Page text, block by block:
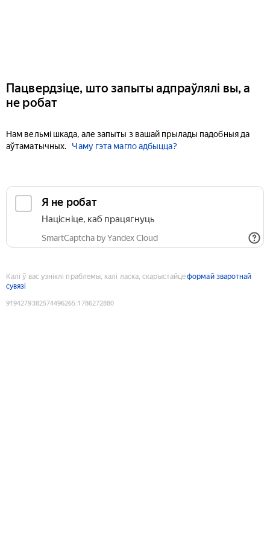
Пацвердзіце, што запыты адпраўлялі вы, а
не робат
Нам вельмі шкада, але запыты з вашай прылады падобныя да
аўтаматычных.
Чаму гэта магло адбыцца?
Я не робат
Націсніце, каб працягнуць
SmartCaptcha by Yandex Cloud
Калі ў вас узніклі праблемы, калі ласка, скарыстайцеформай зваротнай
сувязі
9194279382574496265:1786272880